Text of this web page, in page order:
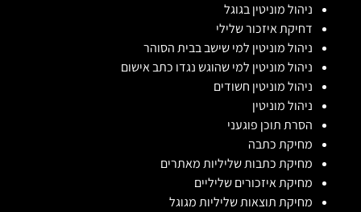
ניהול מוניטין בגוגל
דחיקת איזכור שלילי
ניהול מוניטין למי שישב בבית הסוהר
ניהול מוניטין למי שהוגש נגדו כתב אישום
ניהול מוניטין חשודים
ניהול מוניטין
הסרת תוכן פוגעני
מחיקת כתבה
מחיקת כתבות שליליות מאתרים
מחיקת איזכורים שליליים
מחיקת תוצאות שליליות מגוגל